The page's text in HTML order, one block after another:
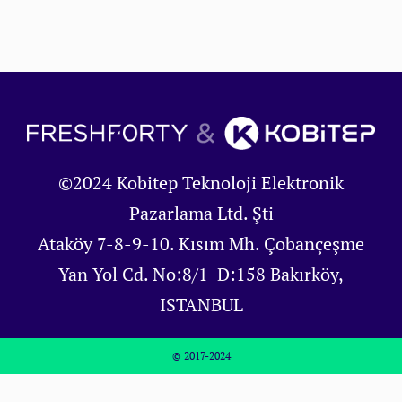
©2024 Kobitep Teknoloji Elektronik
Pazarlama Ltd. Şti
Ataköy 7-8-9-10. Kısım Mh. Çobançeşme
Yan Yol Cd. No:8/1 D:158 Bakırköy,
ISTANBUL
© 2017-2024